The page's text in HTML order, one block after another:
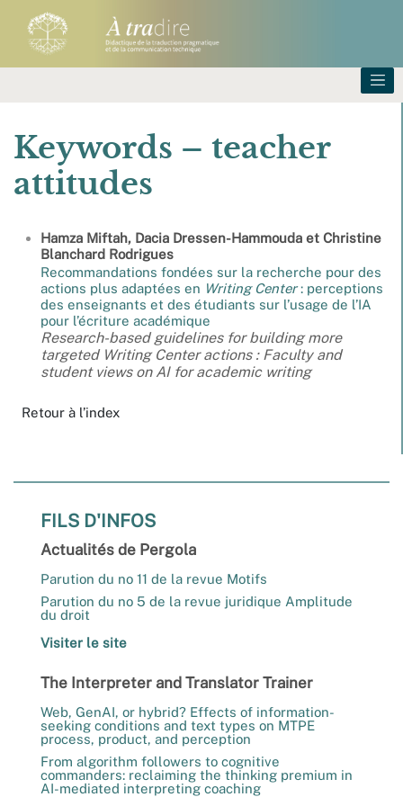
Keywords – teacher
attitudes
Hamza Miftah, Dacia Dressen-Hammouda et Christine
Blanchard Rodrigues
Recommandations fondées sur la recherche pour des
actions plus adaptées en Writing Center: perceptions
des enseignants et des étudiants sur l’usage de l’IA
pour l’écriture académique
Research-based guidelines for building more
targeted Writing Center actions : Faculty and
student views on AI for academic writing
Retour à l’index
FILS D'INFOS
Actualités de Pergola
Parution du no 11 de la revue Motifs
Parution du no 5 de la revue juridique Amplitude
du droit
Visiter le site
The Interpreter and Translator Trainer
Web, GenAI, or hybrid? Effects of information-
seeking conditions and text types on MTPE
process, product, and perception
From algorithm followers to cognitive
commanders: reclaiming the thinking premium in
AI-mediated interpreting coaching